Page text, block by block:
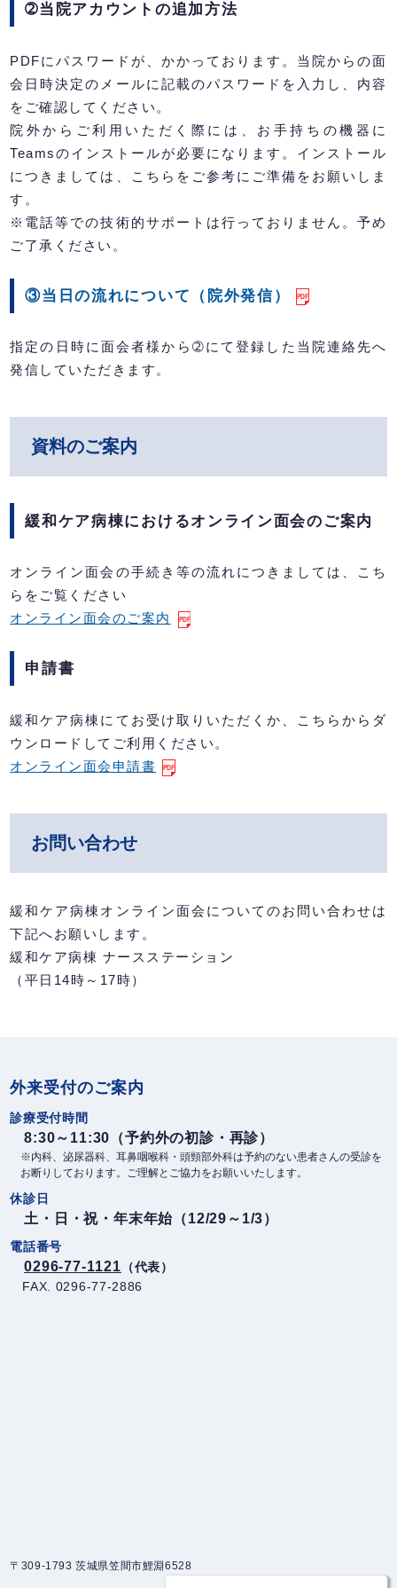
➁当院アカウントの追加方法
PDFにパスワードが、かかっております。当院からの面
会日時決定のメールに記載のパスワードを入力し、内容
をご確認してください。
院外からご利用いただく際には、お手持ちの機器に
Teamsのインストールが必要になります。インストール
につきましては、こちらをご参考にご準備をお願いしま
す。
※電話等での技術的サポートは行っておりません。予め
ご了承ください。
③当日の流れについて（院外発信）
指定の日時に面会者様から➁にて登録した当院連絡先へ
発信していただきます。
資料のご案内
緩和ケア病棟におけるオンライン面会のご案内
オンライン面会の手続き等の流れにつきましては、こち
らをご覧ください
オンライン面会のご案内
申請書
緩和ケア病棟にてお受け取りいただくか、こちらからダ
ウンロードしてご利用ください。
オンライン面会申請書
お問い合わせ
緩和ケア病棟オンライン面会についてのお問い合わせは
下記へお願いします。
緩和ケア病棟 ナースステーション
（平日14時～17時）
外来受付のご案内
診療受付時間
8:30～11:30（予約外の初診・再診）
※内科、泌尿器科、耳鼻咽喉科・頭頸部外科は予約のない患者さんの受診を
お断りしております。ご理解とご協力をお願いいたします。
休診日
土・日・祝・年末年始（12/29～1/3）
電話番号
0296-77-1121 （代表）
FAX. 0296-77-2886
〒309-1793 茨城県笠間市鯉淵6528